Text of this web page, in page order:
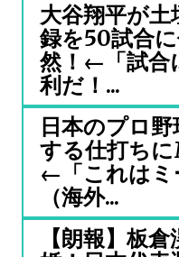
大谷翔平が
録を50試合
然！←「試合
利だ！...
日本のプロ
する仕打ち
←「これはミ
（海外...
【朗報】板